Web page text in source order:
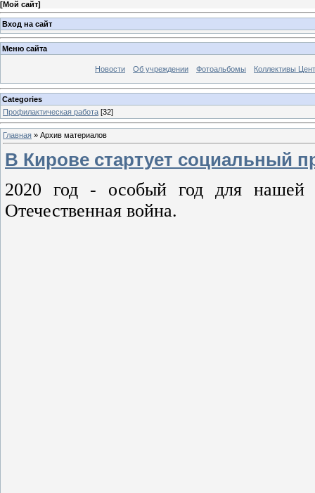
[Мой сайт]
Вход на сайт
Меню сайта
Новости Об учреждении Фотоальбомы Коллективы
Categories
Профилактическая работа [32]
Главная » Архив материалов
В Кирове стартует социальный
2020 год - особый год для нашей
Отечественная война.